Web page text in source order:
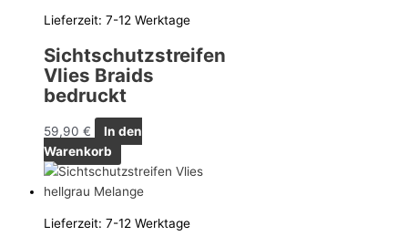
Lieferzeit: 7-12 Werktage
Sichtschutzstreifen
Vlies Braids
bedruckt
59,90 €
In den
Warenkorb
Lieferzeit: 7-12 Werktage